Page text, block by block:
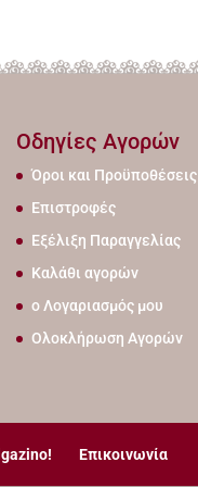
Οδηγίες Αγορών
Όροι και Προϋποθέσεις
Επιστροφές
Εξέλιξη Παραγγελίας
Καλάθι αγορών
ο Λογαριασμός μου
Ολοκλήρωση Αγορών
lgazino! Επικοινωνία